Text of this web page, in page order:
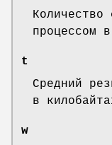
Количество
процессом
t
Средний
в
w